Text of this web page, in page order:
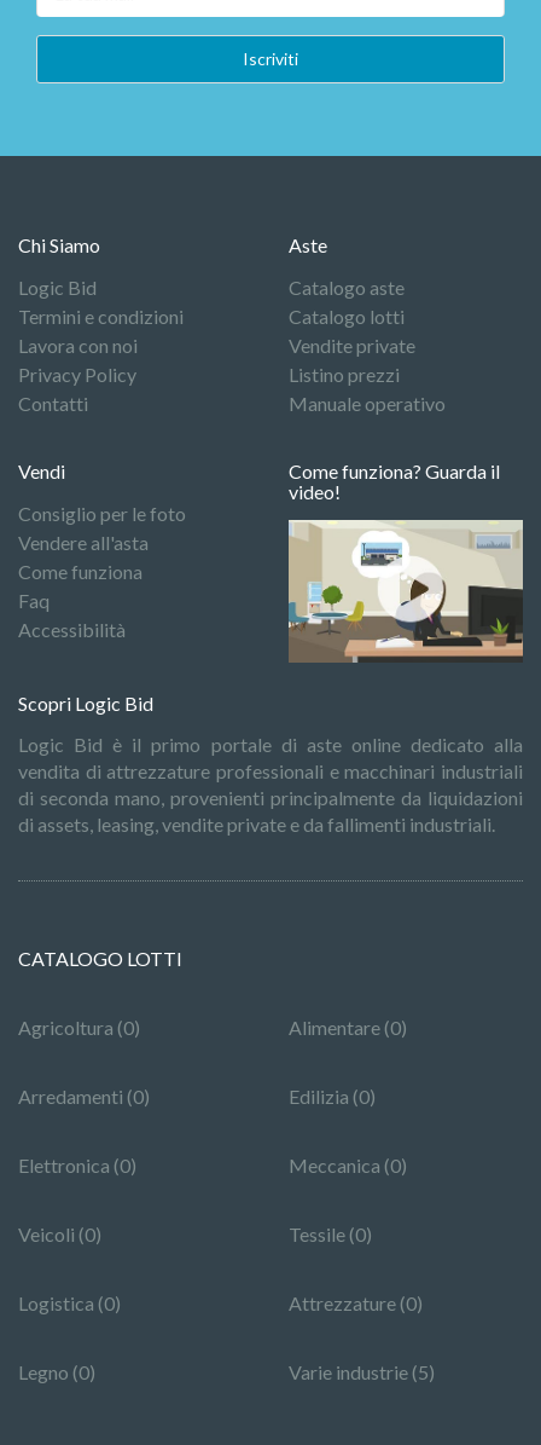
Chi Siamo
Logic Bid
Termini e condizioni
Lavora con noi
Privacy Policy
Contatti
Aste
Catalogo aste
Catalogo lotti
Vendite private
Listino prezzi
Manuale operativo
Vendi
Consiglio per le foto
Vendere all'asta
Come funziona
Faq
Accessibilità
Come funziona? Guarda il
video!
Scopri Logic Bid
Logic Bid è il primo portale di aste online dedicato alla
vendita di attrezzature professionali e macchinari industriali
di seconda mano, provenienti principalmente da liquidazioni
di assets, leasing, vendite private e da fallimenti industriali.
CATALOGO LOTTI
Agricoltura (0) Alimentare (0)
Arredamenti (0) Edilizia (0)
Elettronica (0) Meccanica (0)
Veicoli (0) Tessile (0)
Logistica (0) Attrezzature (0)
Legno (0) Varie industrie (5)